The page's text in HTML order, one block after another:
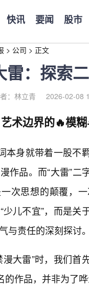
快讯 要闻 股市
> 公司 > 正文
雷：探索
：林立青 2026-02-08
术边界的🔥模
本身就带着一股
作品。而“大雷”
次思想的颠覆，
少儿不宜”，而是
与责任的深刻探讨
漫大雷”时，我们
的作品，并非为了